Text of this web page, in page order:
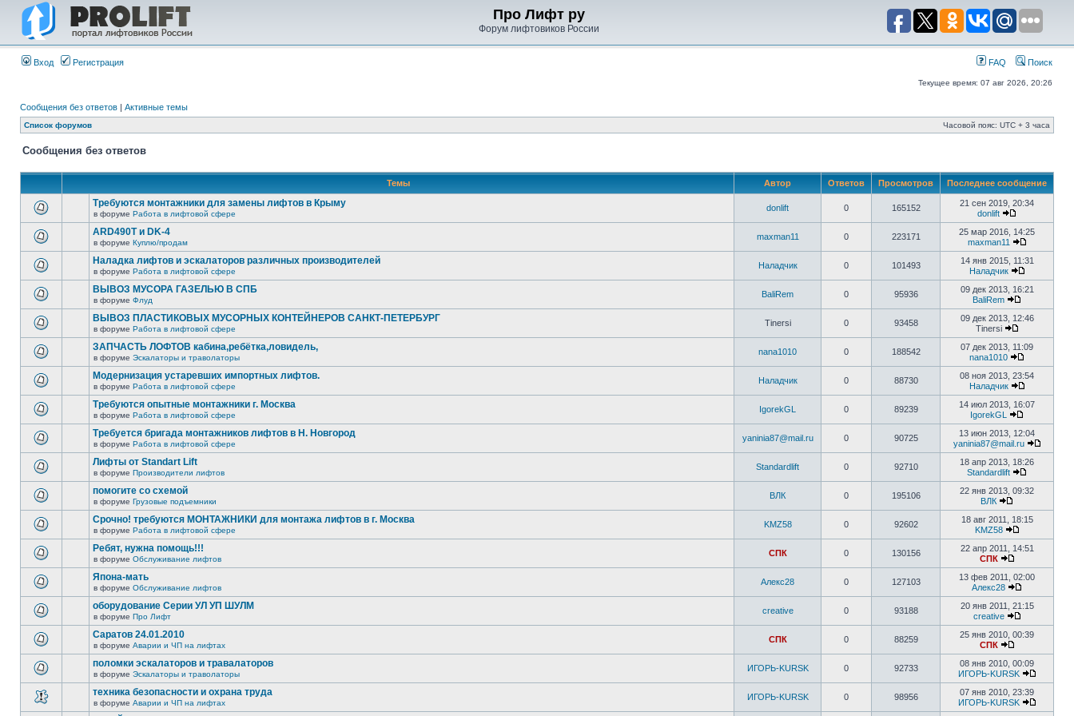
Про Лифт ру
Форум лифтовиков России
Вход Регистрация FAQ Поиск
Текущее время: 07 авг 2026, 20:26
Сообщения без ответов | Активные темы
Список форумов Часовой пояс: UTC + 3 часа
Сообщения без ответов
Темы Автор Ответов Просмотров Последнее сообщение
Требуются монтажники для замены лифтов в Крыму
в форуме Работа в лифтовой сфере
donlift 0 165152
21 сен 2019, 20:34
donlift
ARD490T и DK-4
в форуме Куплю/продам
maxman11 0 223171
25 мар 2016, 14:25
maxman11
Наладка лифтов и эскалаторов различных производителей
в форуме Работа в лифтовой сфере
Наладчик 0 101493
14 янв 2015, 11:31
Наладчик
ВЫВОЗ МУСОРА ГАЗЕЛЬЮ В СПБ
в форуме Флуд
BaliRem 0 95936
09 дек 2013, 16:21
BaliRem
ВЫВОЗ ПЛАСТИКОВЫХ МУСОРНЫХ КОНТЕЙНЕРОВ САНКТ-ПЕТЕРБУРГ
в форуме Работа в лифтовой сфере
Tinersi 0 93458
09 дек 2013, 12:46
Tinersi
ЗАПЧАСТЬ ЛОФТОВ кабина,ребётка,ловидель,
в форуме Эскалаторы и траволаторы
nana1010 0 188542
07 дек 2013, 11:09
nana1010
Модернизация устаревших импортных лифтов.
в форуме Работа в лифтовой сфере
Наладчик 0 88730
08 ноя 2013, 23:54
Наладчик
Требуются опытные монтажники г. Москва
в форуме Работа в лифтовой сфере
IgorekGL 0 89239
14 июл 2013, 16:07
IgorekGL
Требуется бригада монтажников лифтов в Н. Новгород
в форуме Работа в лифтовой сфере
yaninia87@mail.ru 0 90725
13 июн 2013, 12:04
yaninia87@mail.ru
Лифты от Standart Lift
в форуме Производители лифтов
Standardlift 0 92710
18 апр 2013, 18:26
Standardlift
помогите со схемой
в форуме Грузовые подъемники
ВЛК 0 195106
22 янв 2013, 09:32
ВЛК
Срочно! требуются МОНТАЖНИКИ для монтажа лифтов в г. Москва
в форуме Работа в лифтовой сфере
KMZ58 0 92602
18 авг 2011, 18:15
KMZ58
Ребят, нужна помощь!!!
в форуме Обслуживание лифтов
СПК 0 130156
22 апр 2011, 14:51
СПК
Япона-мать
в форуме Обслуживание лифтов
Алекс28 0 127103
13 фев 2011, 02:00
Алекс28
оборудование Серии УЛ УП ШУЛМ
в форуме Про Лифт
creative 0 93188
20 янв 2011, 21:15
creative
Саратов 24.01.2010
в форуме Аварии и ЧП на лифтах
СПК 0 88259
25 янв 2010, 00:39
СПК
поломки эскалаторов и травалаторов
в форуме Эскалаторы и траволаторы
ИГОРЬ-KURSK 0 92733
08 янв 2010, 00:09
ИГОРЬ-KURSK
техника безопасности и охрана труда
в форуме Аварии и ЧП на лифтах
ИГОРЬ-KURSK 0 98956
07 янв 2010, 23:39
ИГОРЬ-KURSK